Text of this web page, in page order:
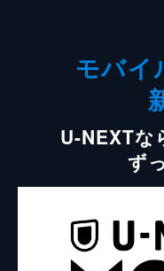
モバイ
U-NEXTな
ず